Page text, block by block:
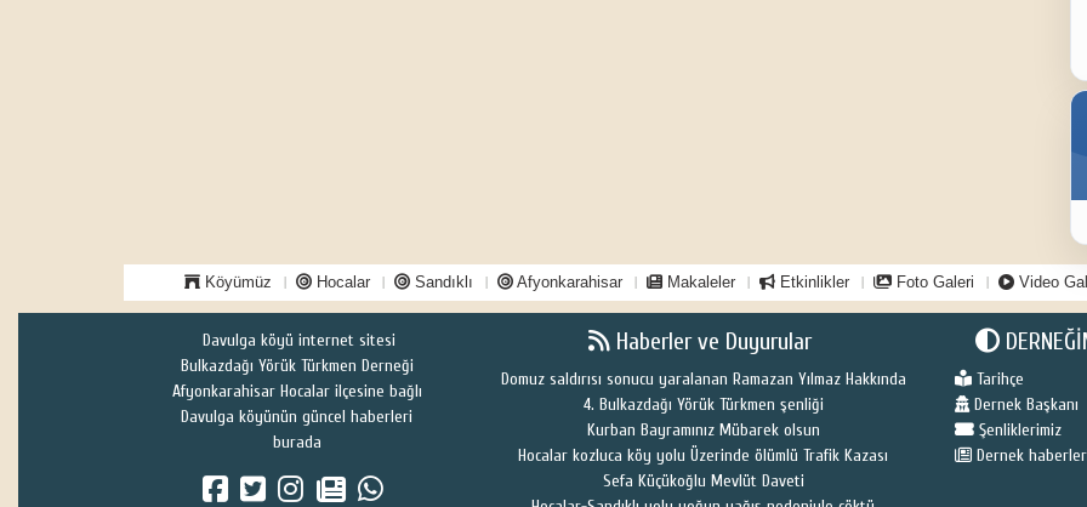
Köyümüz Hocalar Sandıklı Afyonkarahisar Makaleler Etkinlikler Foto Galeri Video
Davulga köyü internet sitesi
Bulkazdağı Yörük Türkmen Derneği
Afyonkarahisar Hocalar ilçesine bağlı
Davulga köyünün güncel haberleri
burada
Haberler ve Duyurular
Domuz saldırısı sonucu yaralanan Ramazan Yılmaz Hakkında
4. Bulkazdağı Yörük Türkmen şenliği
Kurban Bayramınız Mübarek olsun
Hocalar kozluca köy yolu Üzerinde ölümlü Trafik Kazası
Sefa Küçükoğlu Mevlüt Daveti
Tarihçe
Dernek Başkanı
Şenliklerimiz
Dernek